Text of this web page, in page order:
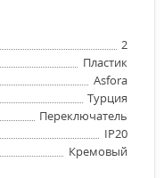
2
Пластик
Asfora
Турция
Переключатель
IP20
Кремовый